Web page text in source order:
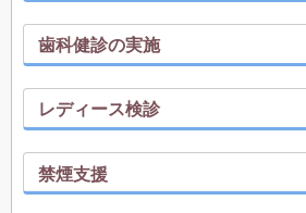
歯科健診の実施
レディース検診
禁煙支援